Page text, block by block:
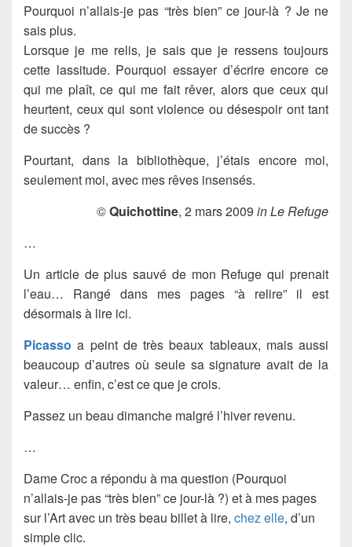
Pourquoi n’allais-je pas “très bien” ce jour-là ? Je ne
sais plus.
Lorsque je me relis, je sais que je ressens toujours
cette lassitude. Pourquoi essayer d’écrire encore ce
qui me plaît, ce qui me fait rêver, alors que ceux qui
heurtent, ceux qui sont violence ou désespoir ont tant
de succès ?
Pourtant, dans la bibliothèque, j’étais encore moi,
seulement moi, avec mes rêves insensés.
©Quichottine, 2 mars 2009 in Le Refuge
…
Un article de plus sauvé de mon Refuge qui prenait
l’eau… Rangé dans mes pages ­“à relire” il est
désormais à lire ici.
Picasso a peint de très beaux tableaux, mais aussi
beaucoup d’autres où seule sa signature avait de la
valeur… enfin, c’est ce que je crois.
Passez un beau dimanche malgré l’hiver revenu.
…
Dame Croc a répondu à ma question (Pourquoi
n’allais-je pas “très bien” ce jour-là ?) et à mes pages
sur l’Art avec un très beau billet à lire, chez elle, d’un
simple clic.